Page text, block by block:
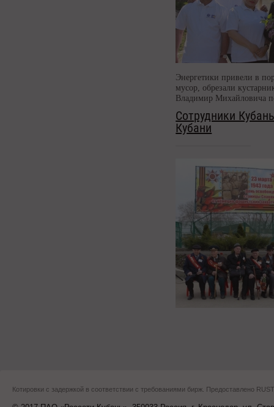
Энергетики привели в
мусор, обрезали
Владимир Михайловича
Сотрудники
Кубани
Котировки с задержкой в соответствии с требованиями бирж. Предоставлено